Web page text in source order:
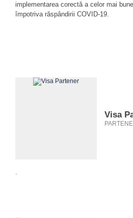
implementarea corectă a celor mai
împotriva răspândirii COVID-19.
Visa
.